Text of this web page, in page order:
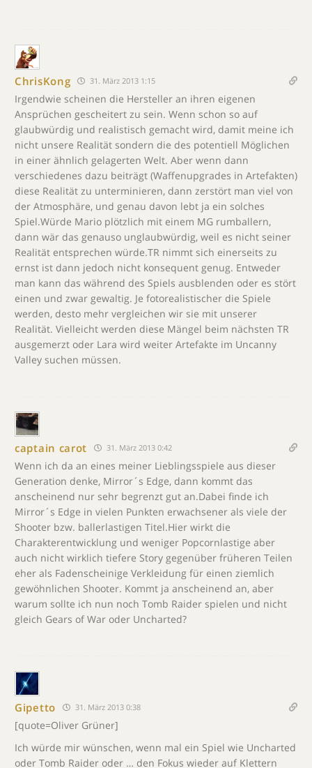
ChrisKong 31. März 2013 1:15
Irgendwie scheinen die Hersteller an ihren eigenen
Ansprüchen gescheitert zu sein. Wenn schon so auf
glaubwürdig und realistisch gemacht wird, damit meine ich
nicht unsere Realität sondern die des potentiell Möglichen
in einer ähnlich gelagerten Welt. Aber wenn dann
verschiedenes dazu beiträgt (Waffenupgrades in Artefakten)
diese Realität zu unterminieren, dann zerstört man viel von
der Atmosphäre, und genau davon lebt ja ein solches
Spiel.Würde Mario plötzlich mit einem MG rumballern,
dann wär das genauso unglaubwürdig, weil es nicht seiner
Realität entsprechen würde.TR nimmt sich einerseits zu
ernst ist dann jedoch nicht konsequent genug. Entweder
man kann das während des Spiels ausblenden oder es stört
einen und zwar gewaltig. Je fotorealistischer die Spiele
werden, desto mehr vergleichen wir sie mit unserer
Realität. Vielleicht werden diese Mängel beim nächsten TR
ausgemerzt oder Lara wird weiter Artefakte im Uncanny
Valley suchen müssen.
captain carot 31. März 2013 0:42
Wenn ich da an eines meiner Lieblingsspiele aus dieser
Generation denke, Mirror´s Edge, dann kommt das
anscheinend nur sehr begrenzt gut an.Dabei finde ich
Mirror´s Edge in vielen Punkten erwachsener als viele der
Shooter bzw. ballerlastigen Titel.Hier wirkt die
Charakterentwicklung und weniger Popcornlastige aber
auch nicht wirklich tiefere Story gegenüber früheren Teilen
eher als Fadenscheinige Verkleidung für einen ziemlich
gewöhnlichen Shooter. Kommt ja anscheinend an, aber
warum sollte ich nun noch Tomb Raider spielen und nicht
gleich Gears of War oder Uncharted?
Gipetto 31. März 2013 0:38
[quote=Oliver Grüner]
Ich würde mir wünschen, wenn mal ein Spiel wie Uncharted
oder Tomb Raider oder … den Fokus wieder auf Klettern